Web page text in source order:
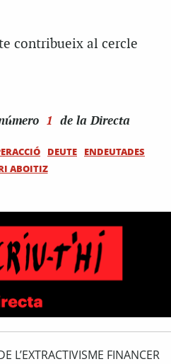
contribueix al cercle
1 de la Directa
DEUTE
ENDEUTADES
ABOITIZ
L’EXTRACTIVISME FINANCER